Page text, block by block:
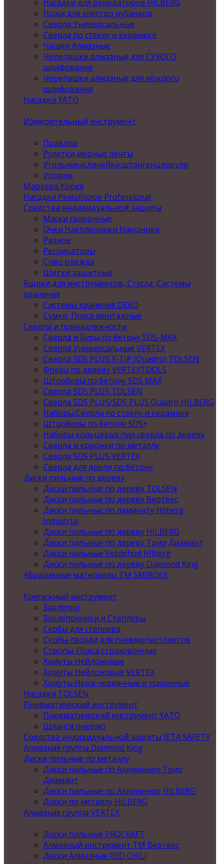
Насадки для реноваторов HILBERG
Ножи для электро рубанков
Сверла Универсальные
Сверла по стеклу и керамике
Чашки Алмазные
Черепашки алмазные для СУХОГО
шлифования
Черепашки алмазные для мокрого
шлифования
Насадки YATO
Измерительный инструмент
Правила
Рулетки,мерные ленты
Угольники,линейки,штангенциркули
Уровни
Маркера Корея
Насадки РемоКолор Professional
Средства индивидуальной защиты
Маски сварочные
Очки Наколенники Наушники
Разное
Респираторы
Спец одежда
Щитки защитные
Ящики для инструментов, Стусла ,Системы
хранения
Системы хранения DEKO
Сумки ,Пояса монтажные
Сверла и принадлежности
Сверла и Буры по бетону SDS-MAX
Сверла Универсальные VERTEX
Сверла SDS PLUS X-TIP (Quadro) TOLSEN
Фрезы по дереву VERTEXTOOLS
Штроберы по бетону SDS MAX
Сверла SDS PLUS TOLSEN
Сверла SDS PLUS/SDS PLUS Quadro HILBERG
Наборы,Сверла по стеклу и керамике
Штроберы по бетону SDS+
Наборы кольцевых пил,сверла по дереву
Сверла и коронки по металлу
Сверла SDS PLUS VERTEX
Сверла для дрели по бетону
Диски пильные по дереву
Диски пильные по дереву TOLSEN
Диски пильные по дереву Вертекс
Диски пильные по ламинату Hilberg
Industrial
Диски пильные по дереву HILBERG
Диски пильные по дереву Трио Диамант
Диски пильные Vezdehod Hilberg
Диски пильные по дереву Diamond King
Абразивные материалы ТМ SMIRDEX
Крепежный инструмент
Заклепки
Заклепочники и Степлеры
Скобы для степлера
Скобы-гвозди для пневмопистолетов
Стропы .Пояса страховочные
Хомуты Нейлоновые
Хомуты Нейлоновые VERTEX
Хомуты Нерж червячные и усиленные
Насадки TOLSEN
Пневматический инструмент
Пневматический инструмент YATO
Шланги пневмо
Средства индивидуальной защиты JETA SAFETY
Алмазная группа Diamond King
Диски пильные по металлу
Диски пильные по Алюминию Трио
Диамант
Диски пильные по Алюминию HILBERG
Диски по металлу HILBERG
Алмазная группа VERTEX
Диски пильные PROCRAFT
Алмазный инструмент ТМ Вертекс
Диски Алмазные RED CHILI